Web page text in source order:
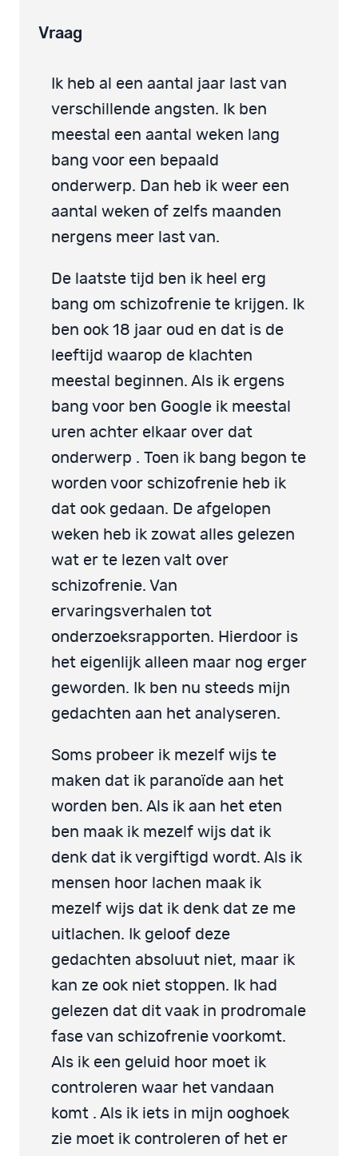
Vraag
Ik heb al een aantal jaar last van
verschillende angsten. Ik ben
meestal een aantal weken lang
bang voor een bepaald
onderwerp. Dan heb ik weer een
aantal weken of zelfs maanden
nergens meer last van.
De laatste tijd ben ik heel erg
bang om schizofrenie te krijgen. Ik
ben ook 18 jaar oud en dat is de
leeftijd waarop de klachten
meestal beginnen. Als ik ergens
bang voor ben Google ik meestal
uren achter elkaar over dat
onderwerp . Toen ik bang begon te
worden voor schizofrenie heb ik
dat ook gedaan. De afgelopen
weken heb ik zowat alles gelezen
wat er te lezen valt over
schizofrenie. Van
ervaringsverhalen tot
onderzoeksrapporten. Hierdoor is
het eigenlijk alleen maar nog erger
geworden. Ik ben nu steeds mijn
gedachten aan het analyseren.
Soms probeer ik mezelf wijs te
maken dat ik paranoïde aan het
worden ben. Als ik aan het eten
ben maak ik mezelf wijs dat ik
denk dat ik vergiftigd wordt. Als ik
mensen hoor lachen maak ik
mezelf wijs dat ik denk dat ze me
uitlachen. Ik geloof deze
gedachten absoluut niet, maar ik
kan ze ook niet stoppen. Ik had
gelezen dat dit vaak in prodromale
fase van schizofrenie voorkomt.
Als ik een geluid hoor moet ik
controleren waar het vandaan
komt . Als ik iets in mijn ooghoek
zie moet ik controleren of het er